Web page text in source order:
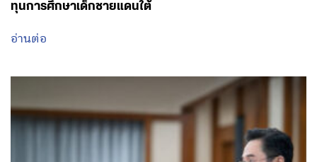
ทุนการศึกษาเด็กชายแดนใต้
อ่านต่อ